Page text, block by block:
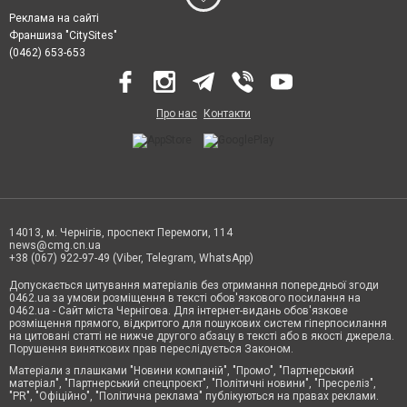
Реклама на сайті
Франшиза "CitySites"
(0462) 653-653
Про нас Контакти
14013, м. Чернігів, проспект Перемоги, 114
news@cmg.cn.ua
+38 (067) 922-97-49 (Viber, Telegram, WhatsApp)
Допускається цитування матеріалів без отримання попередньої згоди
0462.ua за умови розміщення в тексті обов'язкового посилання на
0462.ua - Сайт міста Чернігова. Для інтернет-видань обов'язкове
розміщення прямого, відкритого для пошукових систем гіперпосилання
на цитовані статті не нижче другого абзацу в тексті або в якості джерела.
Порушення виняткових прав переслідується Законом.
Матеріали з плашками "Новини компаній", "Промо", "Партнерський
матеріал", "Партнерський спецпроєкт", "Політичні новини", "Пресреліз",
"PR", "Офіційно", "Політична реклама" публікуються на правах реклами.